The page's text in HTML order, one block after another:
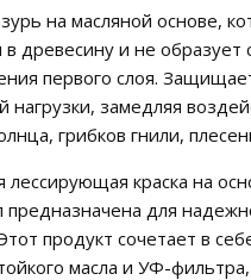
на масляной основе,
в древесину и не образует
первого слоя.
нагрузки, замедляя
грибков гнили,
лессирующая краска на
предназначена для
продукт сочетает в
масла и УФ-